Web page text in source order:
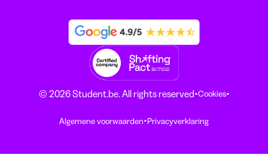
© 2026 Student.be. All rights reserved·Cookies·
Algemene voorwaarden·Privacyverklaring